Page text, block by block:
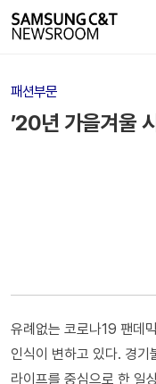
패션부문
’20년 가을겨울
유례없는 코로나19 팬데
인식이 변하고 있다. 경
라이프를 중심으로 한 일